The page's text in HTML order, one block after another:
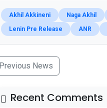
Akhil Akkineni Naga Akhil
Lenin Pre Release
ANR
Previous News
Recent Comments